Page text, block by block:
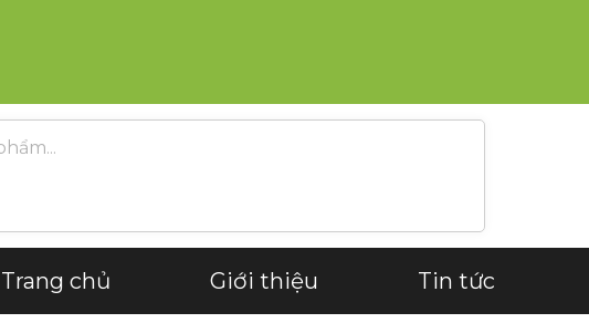
Trang chủ Giới thiệu Tin tức